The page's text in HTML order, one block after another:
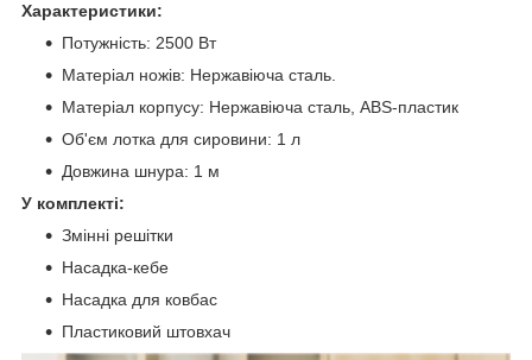
Характеристики:
Потужність: 2500 Вт
Матеріал ножів: Нержавіюча сталь.
Матеріал корпусу: Нержавіюча сталь, ABS-пластик
Об'єм лотка для сировини: 1 л
Довжина шнура: 1 м
У комплекті:
Змінні решітки
Насадка-кебе
Насадка для ковбас
Пластиковий штовхач